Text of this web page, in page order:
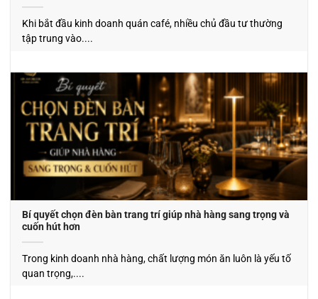
Khi bắt đầu kinh doanh quán café, nhiều chủ đầu tư thường
tập trung vào....
Bí quyết chọn đèn bàn trang trí giúp nhà hàng sang trọng và
cuốn hút hơn
Trong kinh doanh nhà hàng, chất lượng món ăn luôn là yếu tố
quan trọng,....